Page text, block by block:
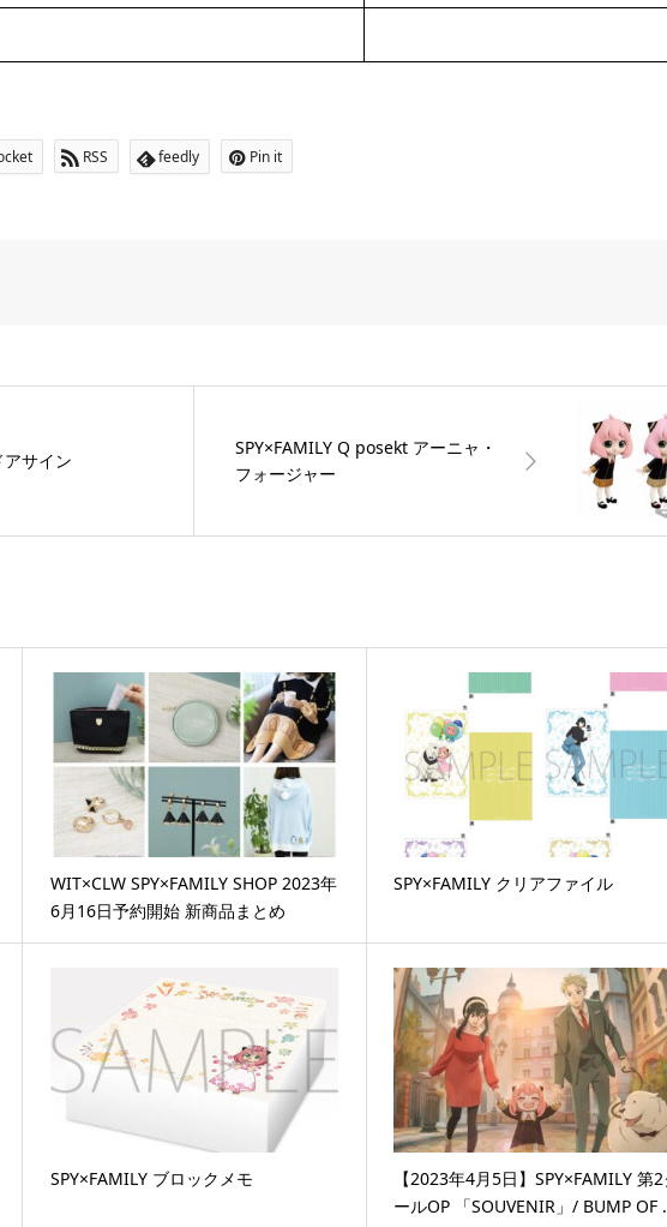
RSS feedly Pin it
アサイン
SPY×FAMILY Q posekt アーニャ・
フォージャー
WIT×CLW SPY×FAMILY SHOP 2023年
6月16日予約開始 新商品まとめ
SPY×FAMILY クリアファイル
SPY×FAMILY ブロックメモ
【2023年4月5日】SPY×FAMILY 第
ールOP 「SOUVENIR」/ BUMP OF